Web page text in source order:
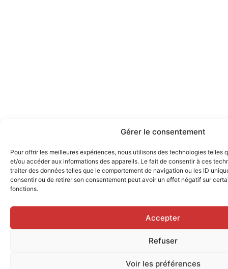
Gérer le consentement
Pour offrir les meilleures expériences, nous utilisons des technologies telles
et/ou accéder aux informations des appareils. Le fait de consentir à ces
traiter des données telles que le comportement de navigation ou les ID
consentir ou de retirer son consentement peut avoir un effet négatif sur
fonctions.
Accepter
Refuser
Voir les préférences